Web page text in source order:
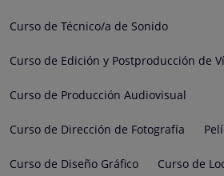
Curso de Técnico/a de Sonido
Curso de Edición y Postproducción de
Curso de Producción Audiovisual
Curso de Dirección de Fotografía
Curso de Diseño Gráfico Curso de